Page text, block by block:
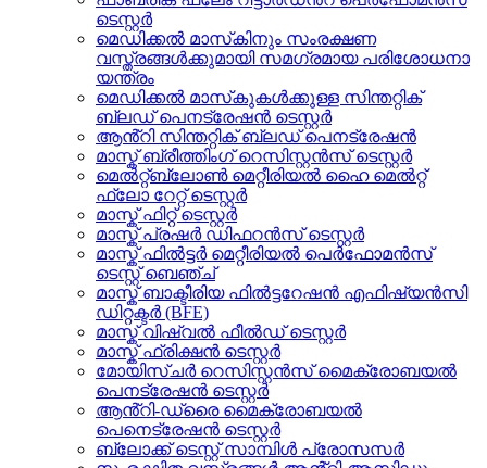
ടെസ്റ്റർ
മെഡിക്കൽ മാസ്‌കിനും സംരക്ഷണ
വസ്ത്രങ്ങൾക്കുമായി സമഗ്രമായ പരിശോധനാ
യന്ത്രം
മെഡിക്കൽ മാസ്‌കുകൾക്കുള്ള സിന്തറ്റിക്
ബ്ലഡ് പെനട്രേഷൻ ടെസ്റ്റർ
ആൻ്റി സിന്തറ്റിക് ബ്ലഡ് പെനട്രേഷൻ
മാസ്ക് ബ്രീത്തിംഗ് റെസിസ്റ്റൻസ് ടെസ്റ്റർ
മെൽറ്റ്ബ്ലോൺ മെറ്റീരിയൽ ഹൈ മെൽറ്റ്
ഫ്ലോ റേറ്റ് ടെസ്റ്റർ
മാസ്ക് ഫിറ്റ് ടെസ്റ്റർ
മാസ്ക് പ്രഷർ ഡിഫറൻസ് ടെസ്റ്റർ
മാസ്ക് ഫിൽട്ടർ മെറ്റീരിയൽ പെർഫോമൻസ്
ടെസ്റ്റ് ബെഞ്ച്
മാസ്ക് ബാക്ടീരിയ ഫിൽട്ടറേഷൻ എഫിഷ്യൻസി
ഡിറ്റക്ടർ (BFE)
മാസ്ക് വിഷ്വൽ ഫീൽഡ് ടെസ്റ്റർ
മാസ്ക് ഫ്രിക്ഷൻ ടെസ്റ്റർ
മോയിസ്ചർ റെസിസ്റ്റൻസ് മൈക്രോബയൽ
പെനട്രേഷൻ ടെസ്റ്റർ
ആൻ്റി-ഡ്രൈ മൈക്രോബയൽ
പെനെട്രേഷൻ ടെസ്റ്റർ
ബ്ലോക്ക് ടെസ്റ്റ് സാമ്പിൾ പ്രോസസർ